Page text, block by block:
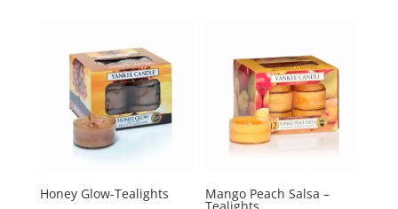
Honey Glow-Tealights Mango Peach Salsa –